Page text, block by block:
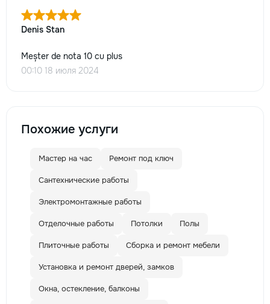
Denis Stan
Meșter de nota 10 cu plus
00:10 18 июля 2024
Похожие услуги
Мастер на час Ремонт под ключ
Сантехнические работы
Электромонтажные работы
Отделочные работы Потолки Полы
Плиточные работы Сборка и ремонт мебели
Установка и ремонт дверей, замков
Окна, остекление, балконы